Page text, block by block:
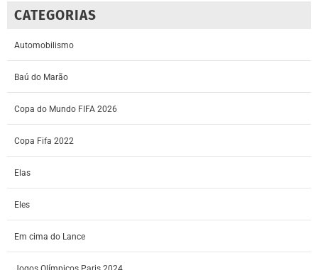
CATEGORIAS
Automobilismo
Baú do Marão
Copa do Mundo FIFA 2026
Copa Fifa 2022
Elas
Eles
Em cima do Lance